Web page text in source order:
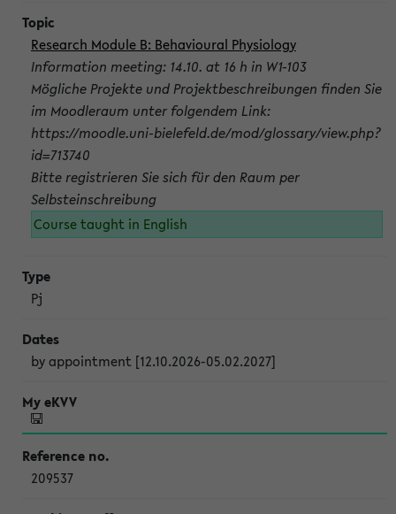
Research Module B: Behavioural Physiology
Information meeting: 14.10. at 16 h in W1-103
Mögliche Projekte und Projektbeschreibungen finden Sie
im Moodleraum unter folgendem Link:
https://moodle.uni-bielefeld.de/mod/glossary/view.php?
id=713740
Bitte registrieren Sie sich für den Raum per
Selbsteinschreibung
Course taught in English
Pj
by appointment [12.10.2026-05.02.2027]
209537